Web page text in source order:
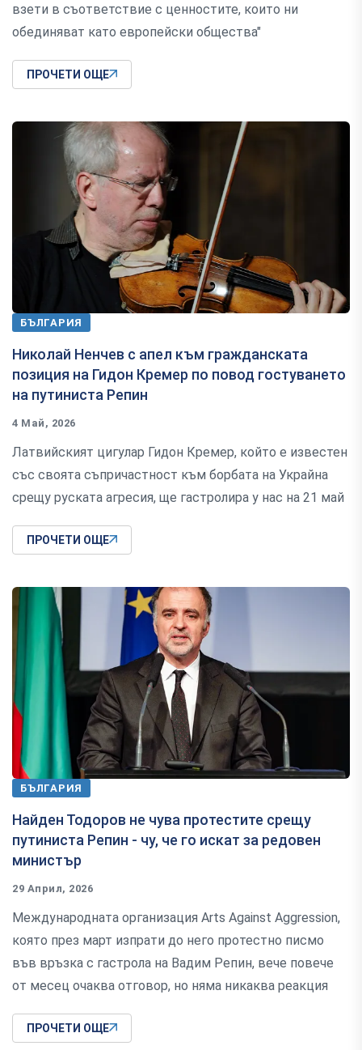
взети в съответствие с ценностите, които ни
обединяват като европейски общества"
ПРОЧЕТИ ОЩЕ
БЪЛГАРИЯ
Николай Ненчев с апел към гражданската
позиция на Гидон Кремер по повод гостуването
на путиниста Репин
4 Май, 2026
Латвийският цигулар Гидон Кремер, който е известен
със своята съпричастност към борбата на Украйна
срещу руската агресия, ще гастролира у нас на 21 май
ПРОЧЕТИ ОЩЕ
БЪЛГАРИЯ
Найден Тодоров не чува протестите срещу
путиниста Репин - чу, че го искат за редовен
министър
29 Април, 2026
Международната организация Arts Against Aggression,
която през март изпрати до него протестно писмо
във връзка с гастрола на Вадим Репин, вече повече
от месец очаква отговор, но няма никаква реакция
ПРОЧЕТИ ОЩЕ